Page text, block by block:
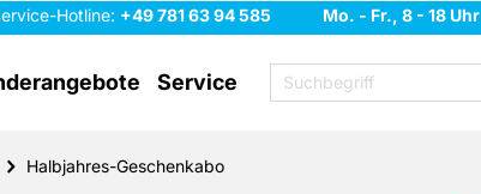
Hotline: +49 781 63 94 585 Mo. - Fr., 8 - 18 Uhr
Service
Halbjahres-Geschenkabo